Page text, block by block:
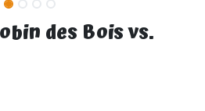
des Bois vs.